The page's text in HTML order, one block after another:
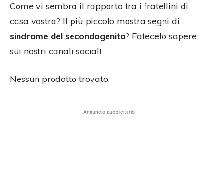
Come vi sembra il rapporto tra i fratellini di
casa vostra? Il più piccolo mostra segni di
sindrome del secondogenito? Fatecelo sapere
sui nostri canali social!
Nessun prodotto trovato.
Annuncio pubblicitario